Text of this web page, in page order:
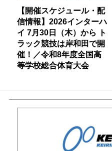
【開催スケジュール・配
信情報】2026インターハ
イ 7月30日（木）から ト
ラック競技は岸和田で開
催！／令和8年度全国高
等学校総合体育大会